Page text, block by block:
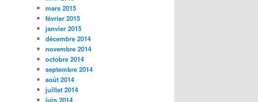
mars 2015
février 2015
janvier 2015
décembre 2014
novembre 2014
octobre 2014
septembre 2014
août 2014
juillet 2014
juin 2014